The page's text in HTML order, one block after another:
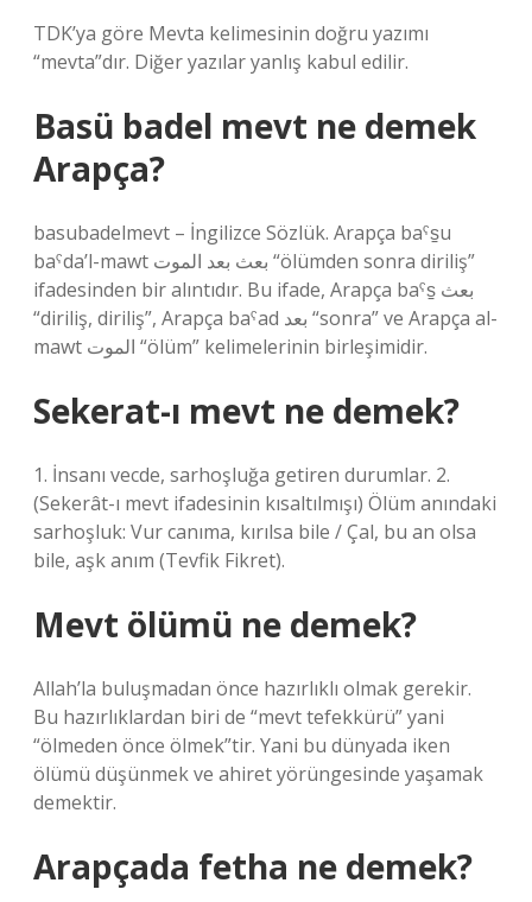
TDK’ya göre Mevta kelimesinin doğru yazımı
“mevta”dır. Diğer yazılar yanlış kabul edilir.
Basü badel mevt ne demek
Arapça?
basubadelmevt – İngilizce Sözlük. Arapça baˁs̠u
baˁda’l-mawt بعث بعد الموت “ölümden sonra diriliş”
ifadesinden bir alıntıdır. Bu ifade, Arapça baˁs̠ بعث
“diriliş, diriliş”, Arapça baˁad بعد “sonra” ve Arapça al-
mawt الموت “ölüm” kelimelerinin birleşimidir.
Sekerat-ı mevt ne demek?
1. İnsanı vecde, sarhoşluğa getiren durumlar. 2.
(Sekerât-ı mevt ifadesinin kısaltılmışı) Ölüm anındaki
sarhoşluk: Vur canıma, kırılsa bile / Çal, bu an olsa
bile, aşk anım (Tevfik Fikret).
Mevt ölümü ne demek?
Allah’la buluşmadan önce hazırlıklı olmak gerekir.
Bu hazırlıklardan biri de “mevt tefekkürü” yani
“ölmeden önce ölmek”tir. Yani bu dünyada iken
ölümü düşünmek ve ahiret yörüngesinde yaşamak
demektir.
Arapçada fetha ne demek?